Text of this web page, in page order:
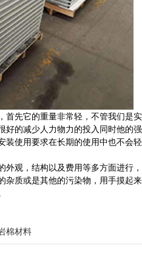
首先它的重量非常轻，不管我们是实
好的减少人力物力的投入同时他的强
装使用要求在长期的使用中也不会轻
观，结构以及费用等多方面进行，
杂质或是其他的污染物，用手摸起来
棉材料